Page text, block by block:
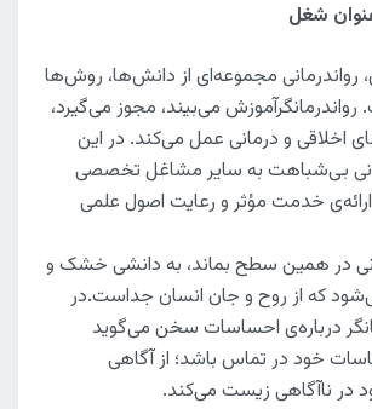
شغل
رواندرمانی مجموعه‌ای از دانش‌ها، روش‌ها
می‌بیند، مجوز می‌گیرد،
اخلاقی و درمانی عمل می‌کند. در این
بی‌شباهت به سایر مشاغل تخصصی
خدمت مؤثر و رعایت اصول علمی
در همین سطح بماند، به دانشی خشک و
که از روح و جان انسان جداست.در
درباره‌ی احساسات سخن می‌گوید
خود در تماس باشد؛ از آگاهی
در ناآگاهی زیست می‌کند.